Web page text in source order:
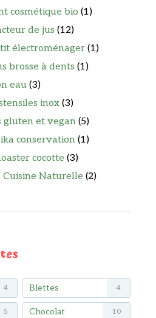
cosmétique bio (1)
de jus (12)
électroménager (1)
brosse à dents (1)
eau (3)
inox (3)
gluten et vegan (5)
conservation (1)
cocotte (3)
Cuisine Naturelle (2)
4 Blettes 4
5 Chocolat 10